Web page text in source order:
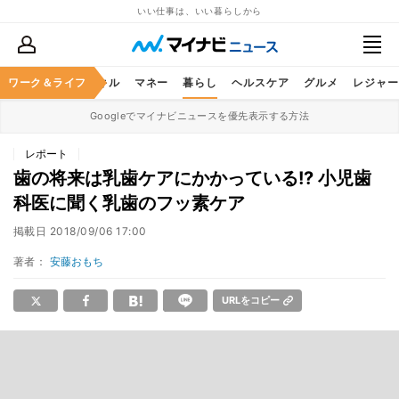
いい仕事は、いい暮らしから
ワーク＆ライフ
ア ビジネススキル マネー 暮らし ヘルスケア グルメ レジャー
Googleでマイナビニュースを優先表示する方法
レポート
歯の将来は乳歯ケアにかかっている!? 小児歯
科医に聞く乳歯のフッ素ケア
掲載日 2018/09/06 17:00
著者： 安藤おもち
URLをコピー